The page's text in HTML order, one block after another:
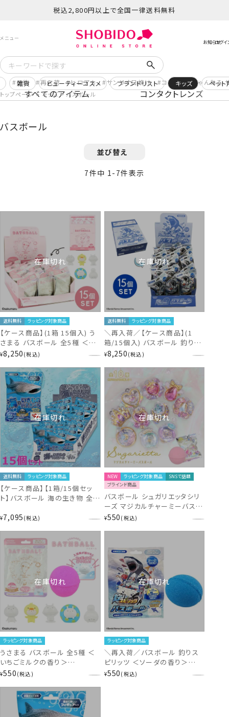
税込2,800円以上で全国一律送料無料
予約 再入荷 ヒロアカ サンリオ日焼け コスメヲタちゃんねる
すべてのアイテム コンタクトレンズ
雑貨 ビューティーコスメ ブランドリスト キッズ ペッ
トップページ キッズ バスボール
バスボール
並び替え
7件中 1- 7件表示
在庫切れ
送料無料 ラッピング対象商品
【ケース商品】(1箱 15個入) う
さまる バスボール 全5種 ＜い
ちごミルクの香り＞
¥8,250 税込
在庫切れ
送料無料 ラッピング対象商品
＼再入荷／【ケース商品】(1
箱/15個入) バスボール 釣りス
ピリッツ ＜ソーダの香り＞
¥8,250 税込
在庫切れ
送料無料 ラッピング対象商品
【ケース商品】【1箱/15個セッ
ト】バスボール 海の生き物 全5
NL37900
¥7,095 税込
在庫切れ
NEW ラッピング対象商品
SNSで話題
ブラインド商品
バスボール シュガリエッタシリ
ーズ マジカルチャーミーバスボ
ール 全10種 ＜フラワーの香り
¥550 税込
在庫切れ
ラッピング対象商品
うさまる バスボール 全5種 ＜
いちごミルクの香り＞
US21569
¥550 税込
在庫切れ
ラッピング対象商品
＼再入荷／バスボール 釣りス
ピリッツ ＜ソーダの香り＞
FS46677 全5種類
¥550 税込